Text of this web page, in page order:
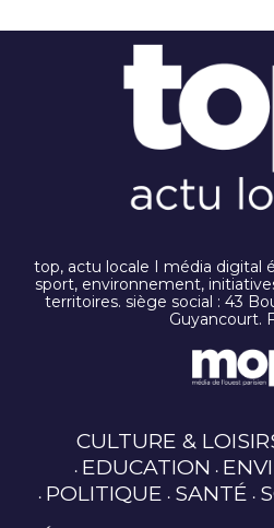
top, actu locale I média digital
sport, environnement,
territoires. siège social : 43
Guyancourt.
CULTURE &
EDUCATION
POLITIQUE SANTÉ